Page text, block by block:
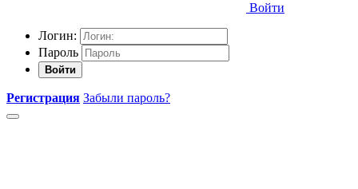
Войти
Логин:
Пароль
Войти
Регистрация Забыли пароль?